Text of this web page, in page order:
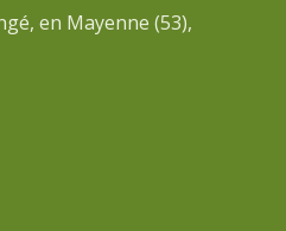
en Mayenne (53),